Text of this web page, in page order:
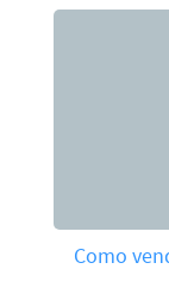
Como